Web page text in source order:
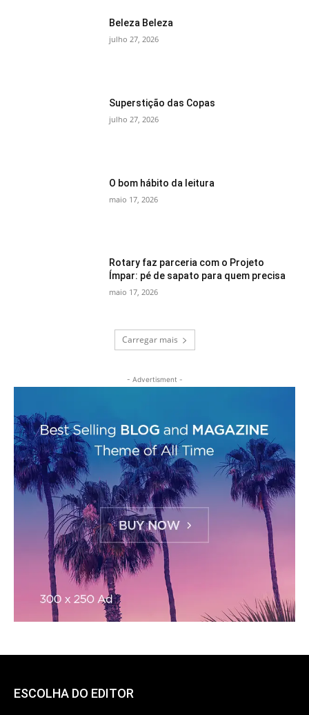
Beleza Beleza
julho 27, 2026
Superstição das Copas
julho 27, 2026
O bom hábito da leitura
maio 17, 2026
Rotary faz parceria com o Projeto
Ímpar: pé de sapato para quem precisa
maio 17, 2026
Carregar mais
- Advertisment -
ESCOLHA DO EDITOR